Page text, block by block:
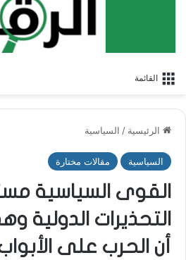
القائمة
الرئيسية / السياسية
السياسية مقالات مختارة
القوى السياسية
التحذيرات الدولية
أن الحرب على